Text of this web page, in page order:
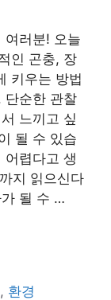
여러분! 오늘
인 곤충, 장
키우는 방법
단순한 관찰
느끼고 싶
될 수 있습
어렵다고 생
지 읽으신다
가 될 수 …
, 환경